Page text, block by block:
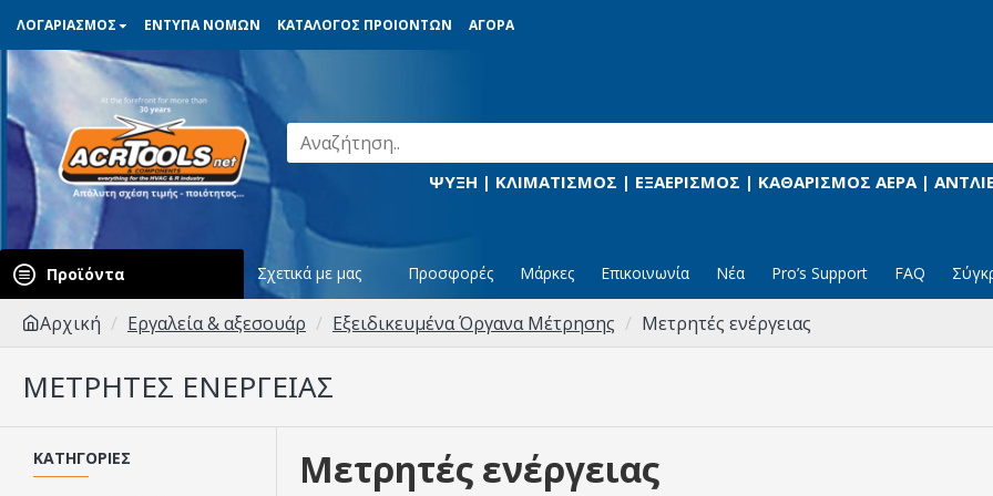
ΛΟΓΑΡΙΑΣΜΟΣ ΕΝΤΥΠΑ ΝΟΜΩΝ ΚΑΤΑΛΟΓΟΣ ΠΡΟΙΟΝΤΩΝ ΑΓΟΡΑ
ΨΥΞΗ | ΚΛΙΜΑΤΙΣΜΟΣ | ΕΞΑΕΡΙΣΜΟΣ | ΚΑΘΑΡΙΣΜΟΣ ΑΕΡΑ |
Προϊόντα Σχετικά με μας Προσφορές Μάρκες Επικοινωνία Νέα Pro’s Support FAQ
Αρχική Εργαλεία & αξεσουάρ Εξειδικευμένα Όργανα Μέτρησης Μετρητές ενέργειας
ΜΕΤΡΗΤΈΣ ΕΝΈΡΓΕΙΑΣ
ΚΑΤΗΓΟΡΊΕΣ Μετρητές ενέργειας